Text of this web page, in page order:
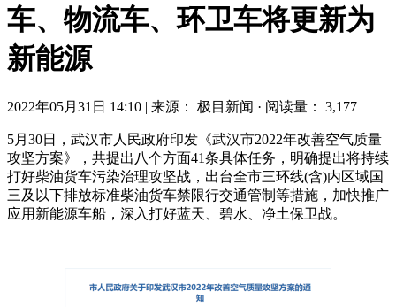
车、物流车、环卫车将更新为
新能源
2022年05月31日 14:10 | 来源： 极目新闻 · 阅读量： 3,177
5月30日，武汉市人民政府印发《武汉市2022年改善空气质量
攻坚方案》，共提出八个方面41条具体任务，明确提出将持续
打好柴油货车污染治理攻坚战，出台全市三环线(含)内区域国
三及以下排放标准柴油货车禁限行交通管制等措施，加快推广
应用新能源车船，深入打好蓝天、碧水、净土保卫战。